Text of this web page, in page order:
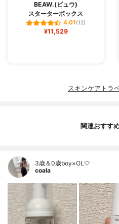
BEAW.(ビュウ)
スターターボックス
4.01(12)
¥11,529
スキンケアトラ
関連おすす
3歳＆0歳boy×OL🤍
coala